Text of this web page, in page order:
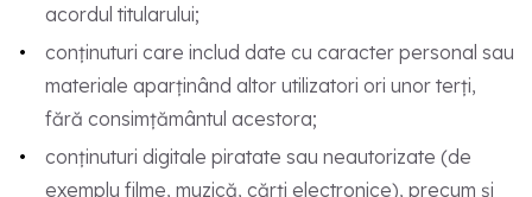
acordul titularului;
conținuturi care includ date cu caracter personal sau
materiale aparținând altor utilizatori ori unor terți,
fără consimțământul acestora;
conținuturi digitale piratate sau neautorizate (de
exemplu filme, muzică, cărți electronice), precum și